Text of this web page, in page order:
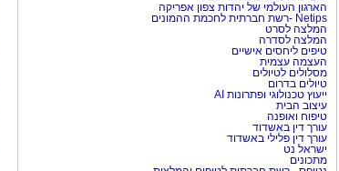
הארגון העולמי של יהדות צפון אפריקה
Netips -רשת חברתית לחכמת ההמונים
המלצה לסרט
המלצה לסדרה
טיפים ליחסים אישיים
העצמה עצמית
מסלולים לטיולים
טיולים בדרום
ייעוץ טכנולוגי ופתרונות AI
עיצוב הבית
טיפוח ואופנה
עורך דין באשדוד
עורך דין פלילי באשדוד
ישראל נט
מתכונים